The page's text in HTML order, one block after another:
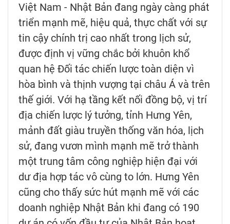
Việt Nam - Nhật Bản đang ngày càng phát
triển mạnh mẽ, hiệu quả, thực chất với sự
tin cậy chính trị cao nhất trong lịch sử,
được định vị vững chắc bởi khuôn khổ
quan hệ Đối tác chiến lược toàn diện vì
hòa bình và thịnh vượng tại châu Á và trên
thế giới. Với hạ tầng kết nối đồng bộ, vị trí
địa chiến lược lý tưởng, tỉnh Hưng Yên,
mảnh đất giàu truyền thống văn hóa, lịch
sử, đang vươn mình mạnh mẽ trở thành
một trung tâm công nghiệp hiện đại với
dư địa hợp tác vô cùng to lớn. Hưng Yên
cũng cho thấy sức hút mạnh mẽ với các
doanh nghiệp Nhật Bản khi đang có 190